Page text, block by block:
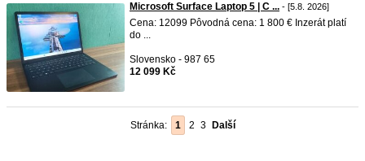
Microsoft Surface Laptop 5 | C ... - [5.8. 2026]
Cena: 12099 Pôvodná cena: 1 800 € Inzerát platí
do ...
Slovensko - 987 65
12 099 Kč
Stránka: 1 2 3 Další